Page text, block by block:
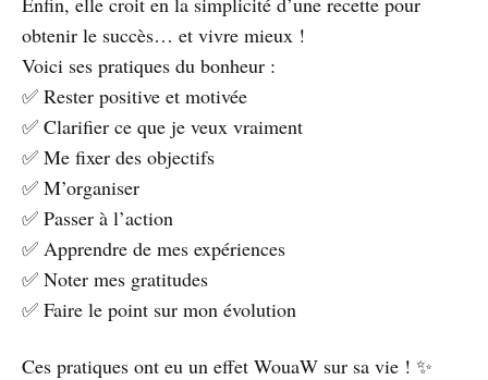
obtenir le succès… et vivre mieux !
Voici ses pratiques du bonheur :
✅ Rester positive et motivée
✅ Clarifier ce que je veux vraiment
✅ Me fixer des objectifs
✅ M’organiser
✅ Passer à l’action
✅ Apprendre de mes expériences
✅ Noter mes gratitudes
✅ Faire le point sur mon évolution
Ces pratiques ont eu un effet WouaW sur sa vie ! ✨